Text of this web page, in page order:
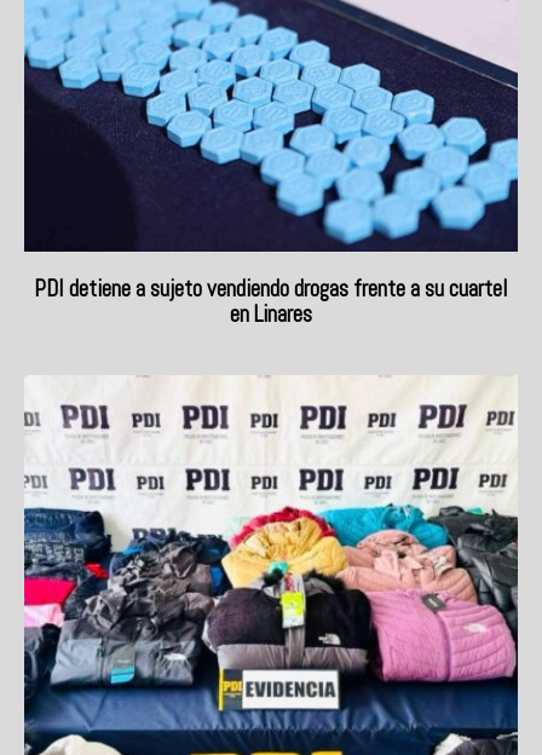
PDI detiene a sujeto vendiendo drogas frente a su cuartel
en Linares